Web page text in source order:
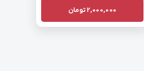
2,000,000تومان